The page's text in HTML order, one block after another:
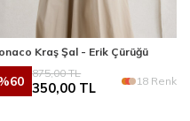
Kraş Şal - Erik Çürüğü
60
875,00TL
350,00 TL 18 Renk